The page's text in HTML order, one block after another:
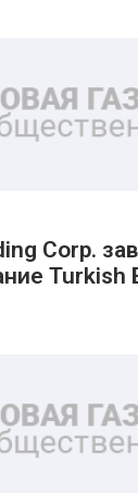
Corp.
Turkish